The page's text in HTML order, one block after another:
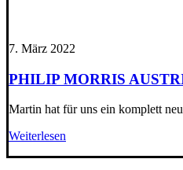
7. März 2022
PHILIP MORRIS
Martin hat für uns ein komplett
Weiterlesen